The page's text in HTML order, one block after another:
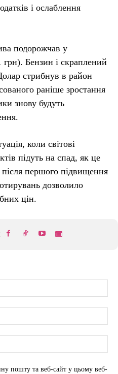
і ослаблення
подорожчав у
Бензин і скраплений
стрибнув в район
раніше зростання
знову будуть
коли світові
підуть на спад, як це
після першого підвищення
дозволило
цін.
пошту та веб-сайт у цьому веб-